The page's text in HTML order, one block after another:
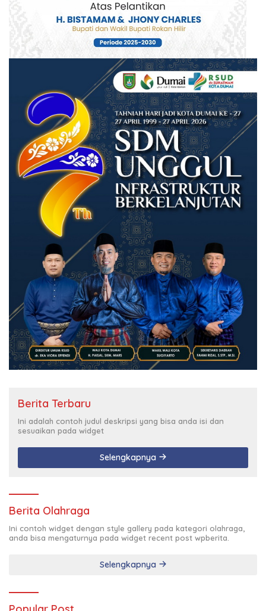
Berita Terbaru
Ini adalah contoh judul deskripsi yang bisa anda isi dan
sesuaikan pada widget
Selengkapnya
Berita Olahraga
Ini contoh widget dengan style gallery pada kategori olahraga,
anda bisa mengaturnya pada widget recent post wpberita.
Selengkapnya